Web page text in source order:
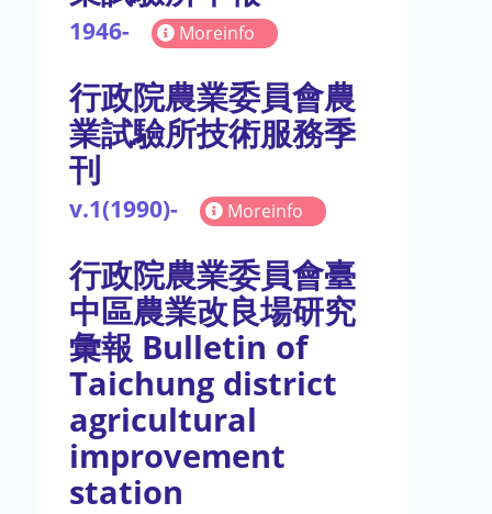
1946- Moreinfo
行政院農業委員會農
業試驗所技術服務季
刊
v.1(1990)- Moreinfo
行政院農業委員會臺
中區農業改良場研究
彙報 Bulletin of
Taichung district
agricultural
improvement
station